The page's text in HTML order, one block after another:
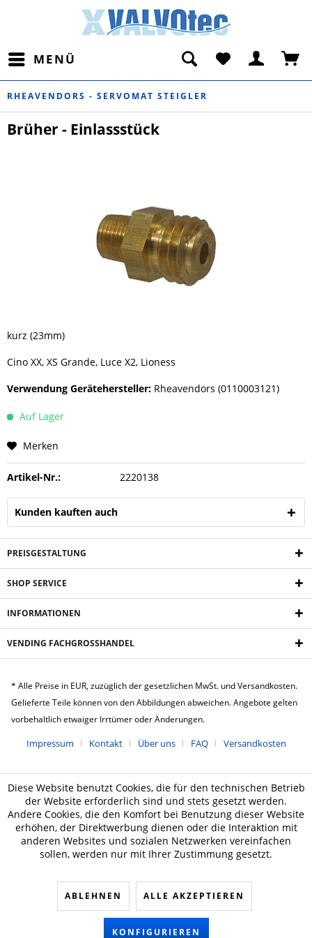
MENÜ
RHEAVENDORS - SERVOMAT STEIGLER
Brüher - Einlassstück
kurz (23mm)
Cino XX, XS Grande, Luce X2, Lioness
Verwendung Gerätehersteller: Rheavendors (0110003121)
Auf Lager
Merken
Artikel-Nr.: 2220138
Kunden kauften auch
PREISGESTALTUNG
SHOP SERVICE
INFORMATIONEN
VENDING FACHGROSSHANDEL
* Alle Preise in EUR, zuzüglich der gesetzlichen MwSt. und Versandkosten.
Gelieferte Teile können von den Abbildungen abweichen. Angebote gelten
vorbehaltlich etwaiger Irrtümer oder Änderungen.
Impressum Kontakt Über uns FAQ Versandkosten
Diese Website benutzt Cookies, die für den technischen Betrieb
der Website erforderlich sind und stets gesetzt werden.
Andere Cookies, die den Komfort bei Benutzung dieser Website
erhöhen, der Direktwerbung dienen oder die Interaktion mit
anderen Websites und sozialen Netzwerken vereinfachen
sollen, werden nur mit Ihrer Zustimmung gesetzt.
ABLEHNEN ALLE AKZEPTIEREN
KONFIGURIEREN